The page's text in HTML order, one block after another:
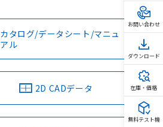
カタログ/データシート/マニュ
アル
2D CADデータ
お問い合わせ
ダウンロード
在庫・価格
無料テスト機